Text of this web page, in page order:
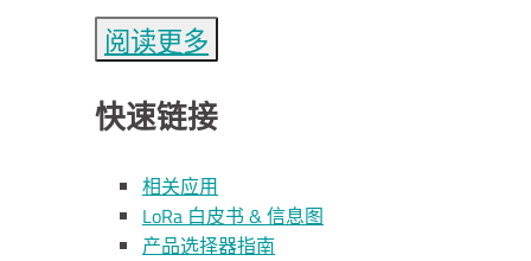
阅读更多
快速链接
相关应用
LoRa 白皮书 & 信息图
产品选择器指南